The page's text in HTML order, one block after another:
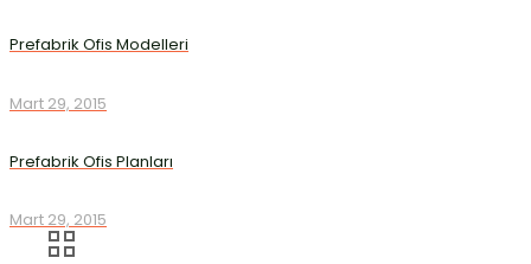
Prefabrik Ofis Modelleri
Mart 29, 2015
Prefabrik Ofis Planları
Mart 29, 2015